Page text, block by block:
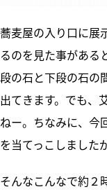
蕎麦屋の入り口に展
るのを見た事がある
段の石と下段の石の
出てきます。でも、
ねー。ちなみに、今
を当てっこしました
そんなこんなで約２